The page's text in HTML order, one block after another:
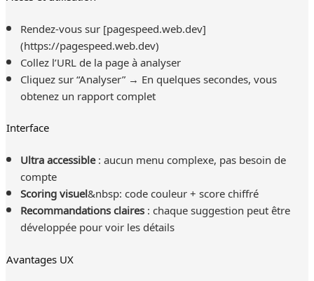
Rendez-vous sur [pagespeed.web.dev]
(https://pagespeed.web.dev)
Collez l’URL de la page à analyser
Cliquez sur “Analyser” → En quelques secondes, vous
obtenez un rapport complet
Interface
Ultra accessible: aucun menu complexe, pas besoin de
compte
Scoring visuel&nbsp: code couleur + score chiffré
Recommandations claires: chaque suggestion peut être
développée pour voir les détails
Avantages UX